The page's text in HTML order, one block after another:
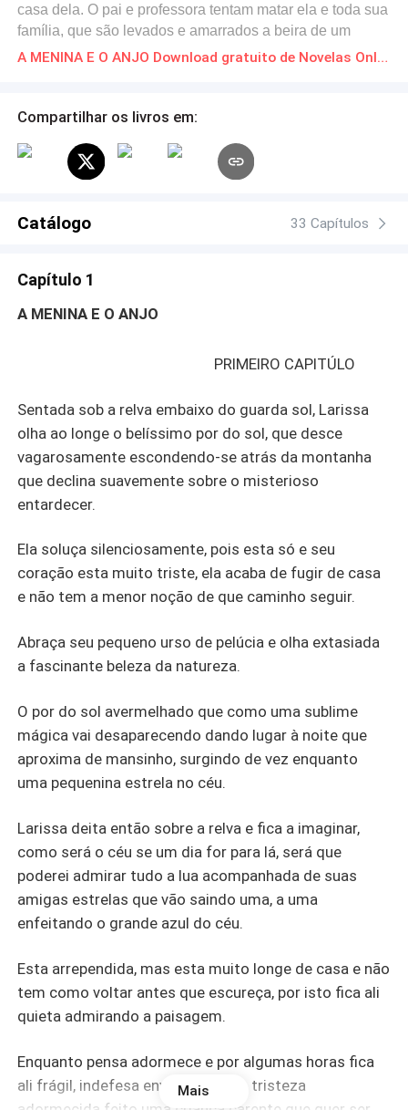
casa dela. O pai e professora tentam matar ela e toda sua
família, que são levados e amarrados a beira de um
abismo para morrer. Pietra mãe de Maria socorre Larissa
tudo que acontecem com eles. E esta sempre dizendo
complicadas. E quando o destino fatídico de Larissa
acontece, os pingos de tinta mostram onde ela esta
morre num enfarto fulminante, a professora sofre um
para Maria que se assusta ao ver o que aparece. Mais, a
certa. E a hora certa de Larissa ela precisa se curar dos
a missão a qual veio a este mundo. A regeneração do seu
numa condição de que agora seria tudo diferente. E com
a aprovação do anjo, Larissa vive um novo começo, onde
tudo é como deveria ser.
A MENINA E O ANJO Download gratuito de Novelas Online em PDF
Compartilhar os livros em:
Catálogo 33 Capítulos
Capítulo 1
A MENINA E O ANJO
PRIMEIRO CAPITÚLO
Sentada sob a relva embaixo do guarda sol, Larissa
olha ao longe o belíssimo por do sol, que desce
vagarosamente escondendo-se atrás da montanha
que declina suavemente sobre o misterioso
entardecer.
Ela soluça silenciosamente, pois esta só e seu
coração esta muito triste, ela acaba de fugir de casa
e não tem a menor noção de que caminho seguir.
Abraça seu pequeno urso de pelúcia e olha extasiada
a fascinante beleza da natureza.
O por do sol avermelhado que como uma sublime
mágica vai desaparecendo dando lugar à noite que
aproxima de mansinho, surgindo de vez enquanto
uma pequenina estrela no céu.
Larissa deita então sobre a relva e fica a imaginar,
como será o céu se um dia for para lá, será que
poderei admirar tudo a lua acompanhada de suas
amigas estrelas que vão saindo uma, a uma
enfeitando o grande azul do céu.
Esta arrependida, mas esta muito longe de casa e não
tem como voltar antes que escureça, por isto fica ali
quieta admirando a paisagem.
Enquanto pensa adormece e por algumas horas fica
ali frágil, indefesa envolta em sua tristeza
Mais